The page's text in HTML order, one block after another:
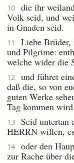
10
die ihr
Volk seid, und
in Gnaden seid.
11
Liebe Brüder,
und Pilgrime:
welche wider die
12
und führet
daß die, so von
guten Werke
Tag kommen wird.
13
Seid untertan
HERRN willen,
14
oder den
zur Rache über